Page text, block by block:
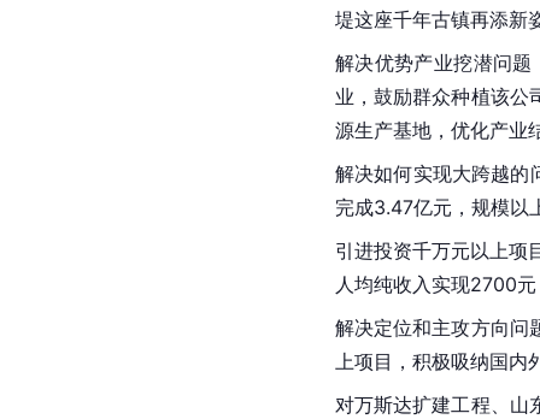
堤这座千年古镇再添新
解决优势产业挖潜问题
业，鼓励群众种植该公
源生产基地，优化产业
解决如何实现大跨越的
完成3.47亿元， 规模以
引进投资千万元以上项
人均纯收入实现2700
解决定位和主攻方向问
上项目，积极吸纳国内
对万斯达扩建工程、山